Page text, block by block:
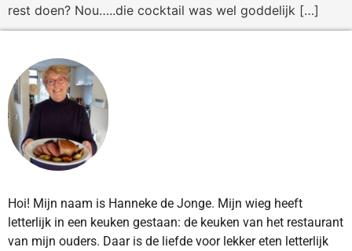
rest doen? Nou…..die cocktail was wel goddelijk […]
Hoi! Mijn naam is Hanneke de Jonge. Mijn wieg heeft
letterlijk in een keuken gestaan: de keuken van het restaurant
van mijn ouders. Daar is de liefde voor lekker eten letterlijk